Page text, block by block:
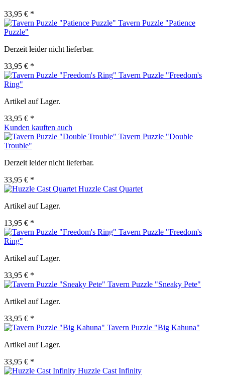
33,95 € *
Tavern Puzzle "Patience
Puzzle"
Derzeit leider nicht lieferbar.
33,95 € *
Tavern Puzzle "Freedom's
Ring"
Artikel auf Lager.
33,95 € *
Kunden kauften auch
Tavern Puzzle "Double
Trouble"
Derzeit leider nicht lieferbar.
33,95 € *
Huzzle Cast Quartet
Artikel auf Lager.
13,95 € *
Tavern Puzzle "Freedom's
Ring"
Artikel auf Lager.
33,95 € *
Tavern Puzzle "Sneaky Pete"
Artikel auf Lager.
33,95 € *
Tavern Puzzle "Big Kahuna"
Artikel auf Lager.
33,95 € *
Huzzle Cast Infinity